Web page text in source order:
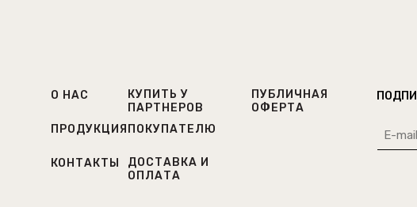
О НАС
ПРОДУКЦИЯ
КОНТАКТЫ
КУПИТЬ У
ПАРТНЕРОВ
ПОКУПАТЕЛЮ
ДОСТАВКА И
ОПЛАТА
ПУБЛИЧНАЯ
ОФЕРТА